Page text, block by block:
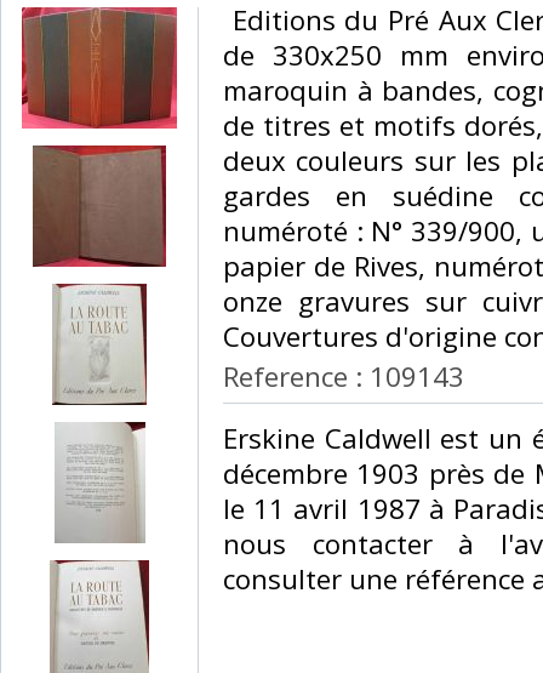
Editions du Pré Aux
de 330x250 mm
maroquin à bandes,
de titres et motifs
deux couleurs sur les
gardes en suédine
numéroté : N° 339/900,
papier de Rives,
onze gravures sur
Couvertures d'origine
Reference : 109143
‎Erskine Caldwell est un
décembre 1903 près
le 11 avril 1987 à
nous contacter à
consulter une référence